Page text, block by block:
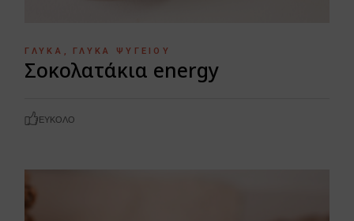
ΓΛΥΚΆ ΓΛΥΚΆ ΨΥΓΕΊΟΥ
Σοκολατάκια energy
ΕΎΚΟΛΟ